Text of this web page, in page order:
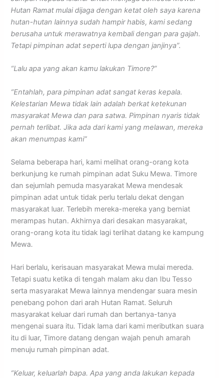
Hutan Ramat mulai dijaga dengan ketat oleh saya karena
hutan-hutan lainnya sudah hampir habis, kami sedang
berusaha untuk merawatnya kembali dengan para gajah.
Tetapi pimpinan adat seperti lupa dengan janjinya”.
“Lalu apa yang akan kamu lakukan Timore?”
“Entahlah, para pimpinan adat sangat keras kepala.
Kelestarian Mewa tidak lain adalah berkat ketekunan
masyarakat Mewa dan para satwa. Pimpinan nyaris tidak
pernah terlibat. Jika ada dari kami yang melawan, mereka
akan menumpas kami”
Selama beberapa hari, kami melihat orang-orang kota
berkunjung ke rumah pimpinan adat Suku Mewa. Timore
dan sejumlah pemuda masyarakat Mewa mendesak
pimpinan adat untuk tidak perlu terlalu dekat dengan
masyarakat luar. Terlebih mereka-mereka yang berniat
merampas hutan. Akhirnya dari desakan masyarakat,
orang-orang kota itu tidak lagi terlihat datang ke kampung
Mewa.
Hari berlalu, kerisauan masyarakat Mewa mulai mereda.
Tetapi suatu ketika di tengah malam aku dan Ibu Tesso
serta masyarakat Mewa lainnya mendengar suara mesin
penebang pohon dari arah Hutan Ramat. Seluruh
masyarakat keluar dari rumah dan bertanya-tanya
mengenai suara itu. Tidak lama dari kami meributkan suara
itu di luar, Timore datang dengan wajah penuh amarah
menuju rumah pimpinan adat.
“Keluar, keluarlah bapa. Apa yang anda lakukan kepada